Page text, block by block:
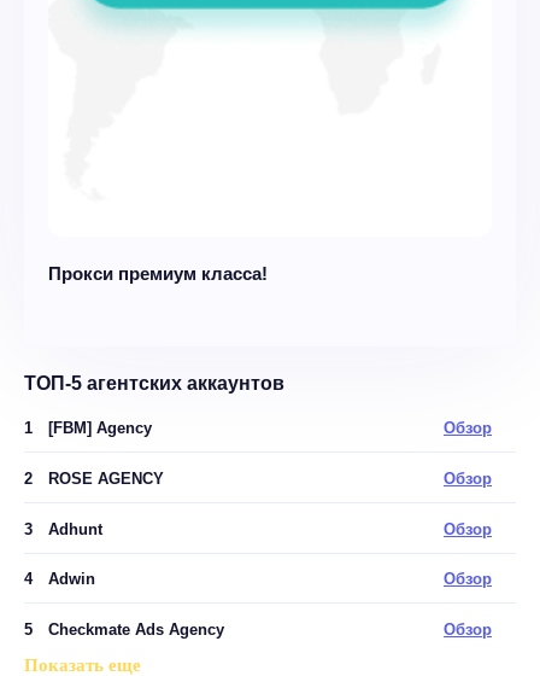
ТОП-5 агентских аккаунтов
1 [FBM] Agency Обзор
2 ROSE AGENCY Обзор
3 Adhunt Обзор
4 Adwin Обзор
5 Checkmate Ads Agency Обзор
Показать еще
Прокси премиум класса!